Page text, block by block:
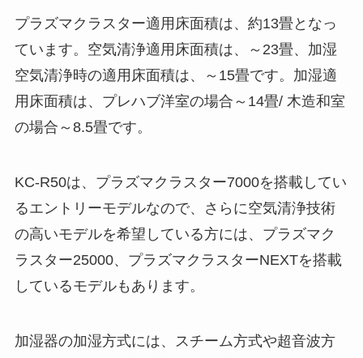
プラズマクラスター適用床面積は、約13畳となっ
ています。空気清浄適用床面積は、～23畳、加湿
空気清浄時の適用床面積は、～15畳です。加湿適
用床面積は、プレハブ洋室の場合～14畳/ 木造和室
の場合～8.5畳です。
KC-R50は、プラズマクラスター7000を搭載してい
るエントリーモデルなので、さらに空気清浄技術
の高いモデルを希望している方には、プラズマク
ラスター25000、プラズマクラスターNEXTを搭載
しているモデルもあります。
加湿器の加湿方式には、スチーム方式や超音波方